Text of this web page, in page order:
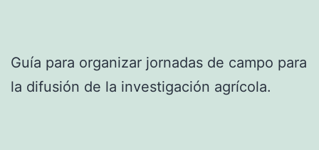
Guía para organizar jornadas de campo para
la difusión de la investigación agrícola.